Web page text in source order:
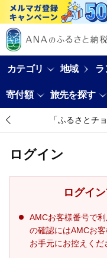
カテゴリ 地域 ラ
寄付額 旅先を探す
「ふるさとチ
ログイン
ログイ
AMCお客様番号で
の確認にはAMCお
お手元にお控えくだ